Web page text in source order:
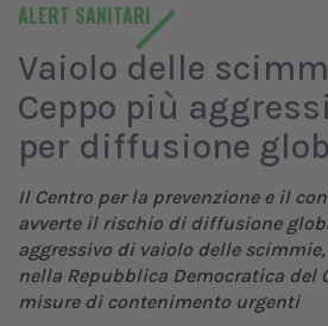
ALERT SANITARI
Vaiolo delle
Ceppo più
per diffusione
Il Centro per la prevenzione e il
avverte il rischio di diffusione
aggressivo di vaiolo delle
nella Repubblica Democratica del
misure di contenimento urgenti